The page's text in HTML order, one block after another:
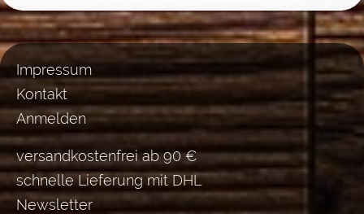
Impressum
Kontakt
Anmelden
versandkostenfrei ab 90 €
schnelle Lieferung mit DHL
Newsletter